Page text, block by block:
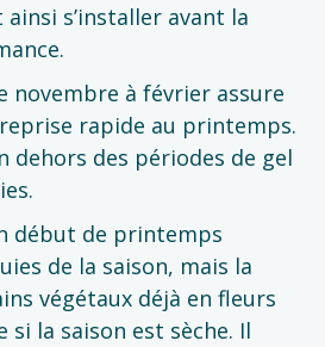
s’installer avant la
novembre à février assure
rapide au printemps.
dehors des périodes de gel
début de printemps
de la saison, mais la
végétaux déjà en fleurs
si la saison est sèche. Il